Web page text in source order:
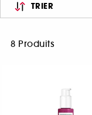
TRIER
8 Produits